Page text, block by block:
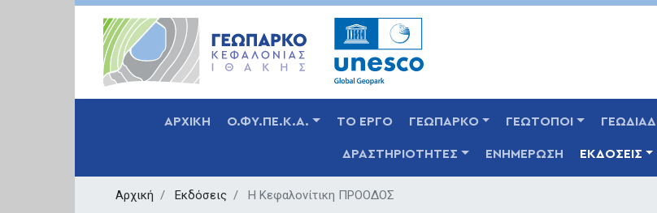
Παράκαμψη
ΑΡΧΙΚΗ Ο.ΦΥ.ΠΕ.Κ.Α. ΤΟ ΕΡΓΟ ΓΕΩΠΑΡΚΟ ΓΕΩΤΟΠΟΙ
ΔΡΑΣΤΗΡΙΟΤΗΤΕΣ ΕΝΗΜΕΡΩΣΗ ΕΚΔΟΣΕΙΣ
Αρχική Εκδόσεις Η Κεφαλονίτικη ΠΡΟΟΔΟΣ